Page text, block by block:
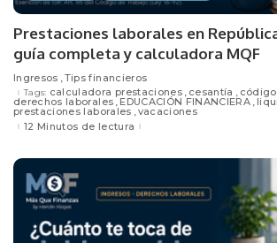
Prestaciones laborales en
guía completa y calculadora MQF
Ingresos Tips financieros
Tags: calculadora prestaciones cesantía
derechos laborales EDUCACIÓN FINANCIERA
prestaciones laborales vacaciones
12 Minutos de lectura